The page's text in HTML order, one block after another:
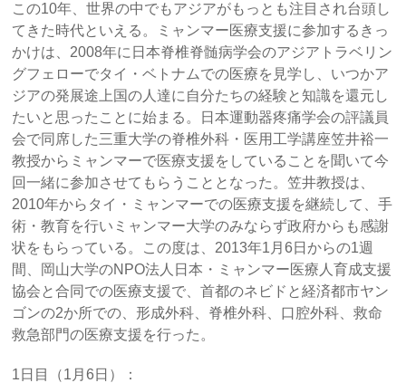
この10年、世界の中でもアジアがもっとも注目され台頭し
てきた時代といえる。ミャンマー医療支援に参加するきっ
かけは、2008年に日本脊椎脊髄病学会のアジアトラベリン
グフェローでタイ・ベトナムでの医療を見学し、いつかア
ジアの発展途上国の人達に自分たちの経験と知識を還元し
たいと思ったことに始まる。日本運動器疼痛学会の評議員
会で同席した三重大学の脊椎外科・医用工学講座笠井裕一
教授からミャンマーで医療支援をしていることを聞いて今
回一緒に参加させてもらうこととなった。笠井教授は、
2010年からタイ・ミャンマーでの医療支援を継続して、手
術・教育を行いミャンマー大学のみならず政府からも感謝
状をもらっている。この度は、2013年1月6日からの1週
間、岡山大学のNPO法人日本・ミャンマー医療人育成支援
協会と合同での医療支援で、首都のネビドと経済都市ヤン
ゴンの2か所での、形成外科、脊椎外科、口腔外科、救命
救急部門の医療支援を行った。
1日目（1月6日）：